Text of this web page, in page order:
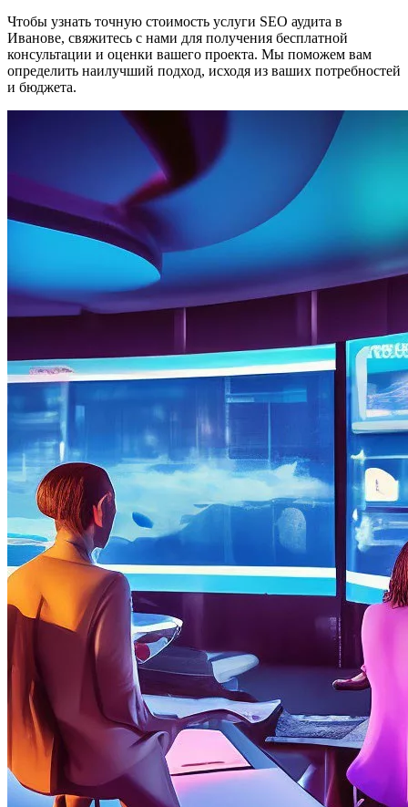
Чтобы узнать точную стоимость услуги SEO аудита в
Иванове, свяжитесь с нами для получения бесплатной
консультации и оценки вашего проекта. Мы поможем вам
определить наилучший подход, исходя из ваших потребностей
и бюджета.